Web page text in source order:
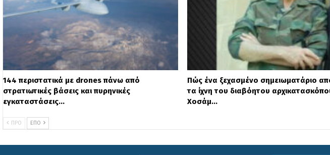
144 περιστατικά με drones πάνω από
στρατιωτικές βάσεις και πυρηνικές
εγκαταστάσεις…
Πώς ένα ξεχασμένο σημειωματάριο
τα ίχνη του διαβόητου
Χοσάμ…
ΠΡΟ ΕΠΌ